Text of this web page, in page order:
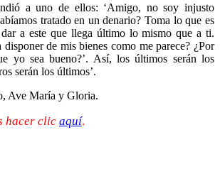
a uno de ellos: ‘Amigo, no soy injusto
tratado en un denario? Toma lo que es
a este que llega último lo mismo que a ti.
de mis bienes como me parece? ¿Por
yo sea bueno?’. Así, los últimos serán los
serán los últimos’.
Ave María y Gloria.
hacer clic aquí.